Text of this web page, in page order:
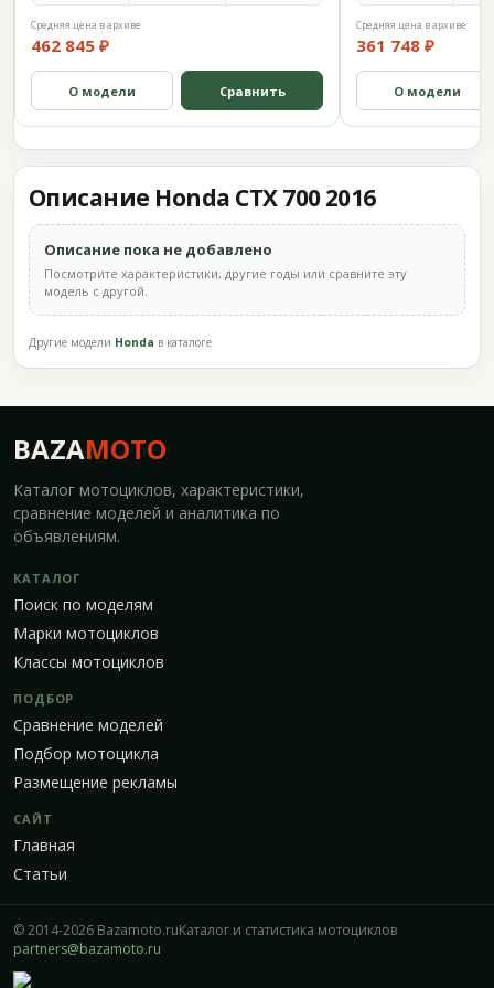
Средняя цена в архиве
462 845 ₽
О модели Сравнить
Средняя цена в архиве
361 748 ₽
О модели
Описание Honda CTX 700 2016
Описание пока не добавлено
Посмотрите характеристики, другие годы или сравните эту
модель с другой.
Другие модели Honda в каталоге
BAZAMOTO
Каталог мотоциклов, характеристики,
сравнение моделей и аналитика по
объявлениям.
КАТАЛОГ
Поиск по моделям
Марки мотоциклов
Классы мотоциклов
ПОДБОР
Сравнение моделей
Подбор мотоцикла
Размещение рекламы
САЙТ
Главная
Статьи
© 2014-2026 Bazamoto.ruКаталог и статистика мотоциклов
partners@bazamoto.ru